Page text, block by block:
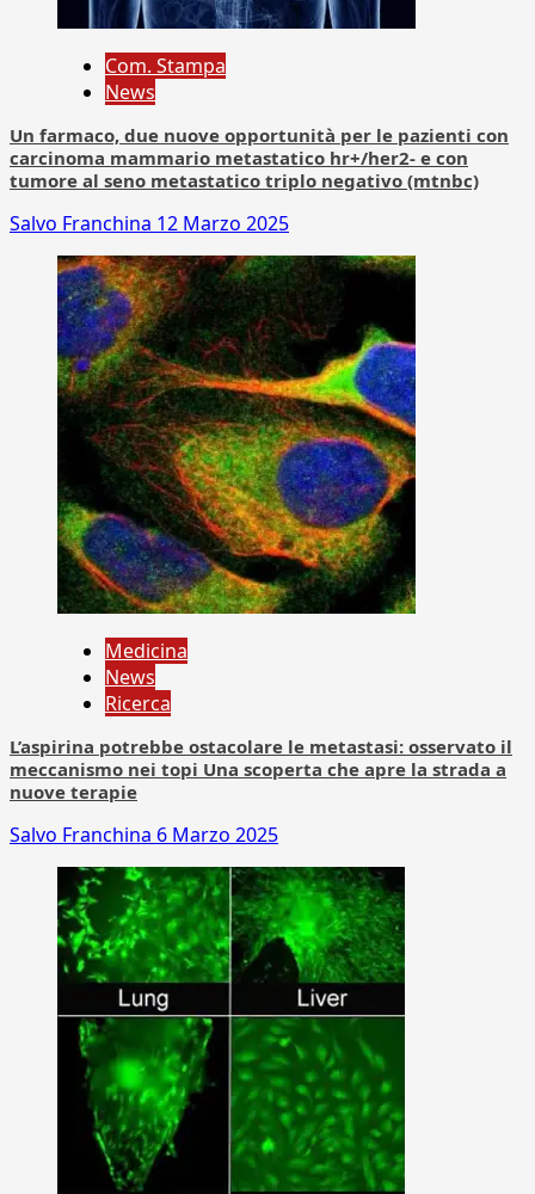
Com. Stampa
News
Un farmaco, due nuove opportunità per le pazienti con
carcinoma mammario metastatico hr+/her2- e con
tumore al seno metastatico triplo negativo (mtnbc)
Salvo Franchina 12 Marzo 2025
Medicina
News
Ricerca
L’aspirina potrebbe ostacolare le metastasi: osservato il
meccanismo nei topi Una scoperta che apre la strada a
nuove terapie
Salvo Franchina 6 Marzo 2025